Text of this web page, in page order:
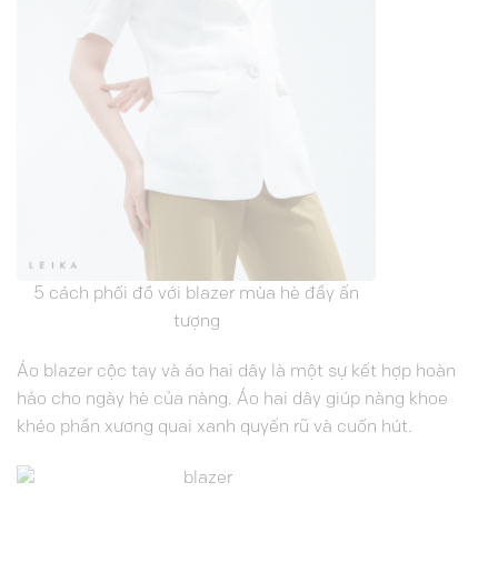
5 cách phối đồ với blazer mùa hè đầy ấn
tượng
Áo blazer cộc tay và áo hai dây là một sự kết hợp hoàn
hảo cho ngày hè của nàng. Áo hai dây giúp nàng khoe
khéo phần xương quai xanh quyến rũ và cuốn hút.